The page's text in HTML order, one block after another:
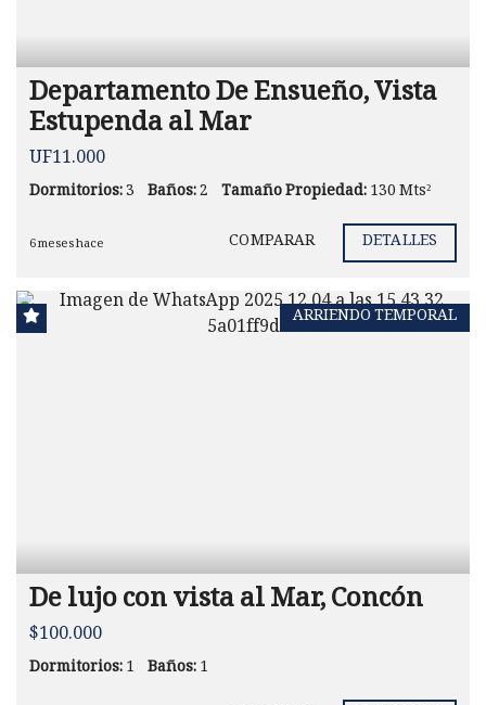
Departamento De Ensueño, Vista
Estupenda al Mar
UF11.000
Dormitorios:3 Baños:2 Tamaño Propiedad:130 Mts²
6 meses hace COMPARAR DETALLES
ARRIENDO TEMPORAL
De lujo con vista al Mar, Concón
$100.000
Dormitorios:1 Baños:1